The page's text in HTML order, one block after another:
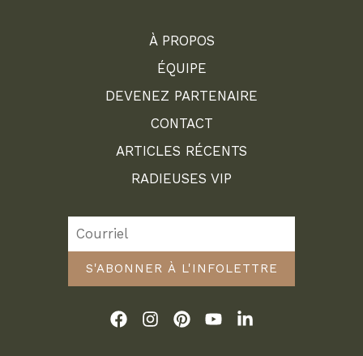
À PROPOS
ÉQUIPE
DEVENEZ PARTENAIRE
CONTACT
ARTICLES RÉCENTS
RADIEUSES VIP
S'ABONNER À L'INFOLETTRE